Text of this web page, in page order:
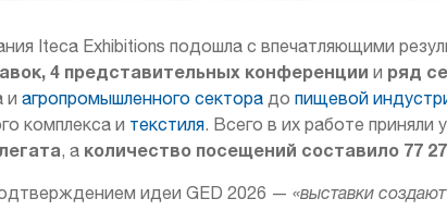
Iteca Exhibitions подошла с впечатляющими
4 представительных конференции и ряд
и агропромышленного сектора до пищевой
комплекса и текстиля. Всего в их работе приняли
, а количество посещений составило 77
идеи GED 2026 — «выставки